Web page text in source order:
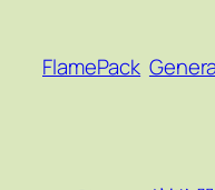
FlamePack